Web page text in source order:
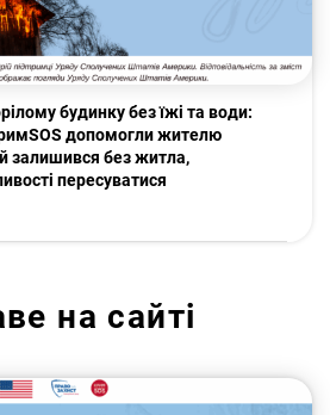
будинку без їжі та води:
допомогли жителю
залишився без житла,
пересуватися
на сайті